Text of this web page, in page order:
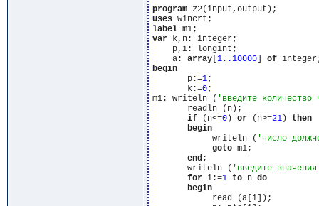
program
uses
label
var k,n: integer;
    p,i: longint;
    a:
array[ 1. .10000] of
begin
       p:=
1;
       k:=
0;
m1: writeln ( 'введите количество
       readln (n);
if (n<=0) or (n>=21) then
begin
            writeln (
'число
goto m1;
end;
       writeln (
'введите
for i:=1 to n do
begin
            read (a[i]);